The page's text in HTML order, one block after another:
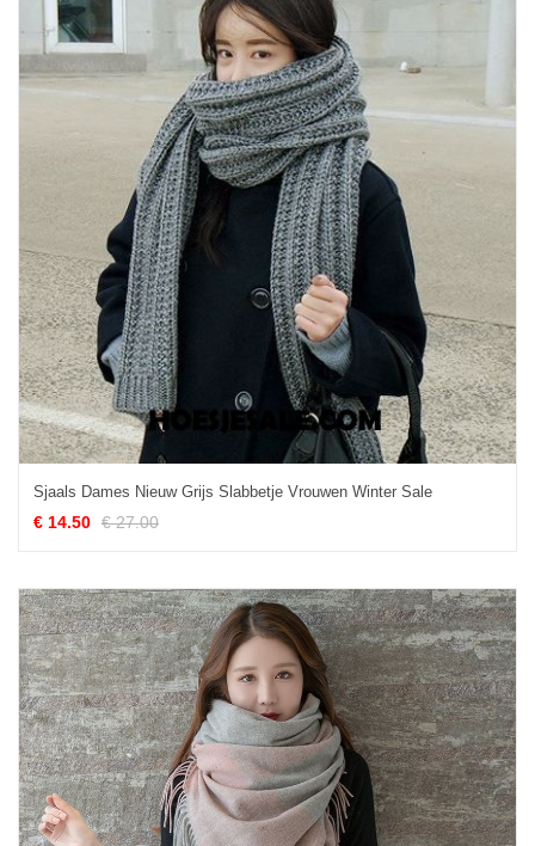
Sjaals Dames Nieuw Grijs Slabbetje Vrouwen Winter Sale
€ 14.50 € 27.00